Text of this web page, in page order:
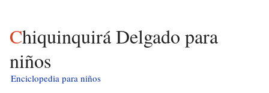
Chiquinquirá Delgado para
niños
Enciclopedia para niños